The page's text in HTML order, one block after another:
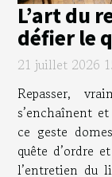
L’art du
défier le
21 juillet 2026
Repasser,
s’enchaînent
ce geste
quête d’ordre
l’entretien du